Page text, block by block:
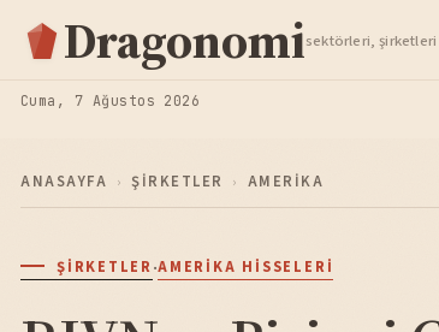
Dragonomisektörleri,
Cuma, 7 Ağustos 2026
ANASAYFA › ŞIRKETLER › AMERIKA
ŞIRKETLER·AMERIKA HISSELERI